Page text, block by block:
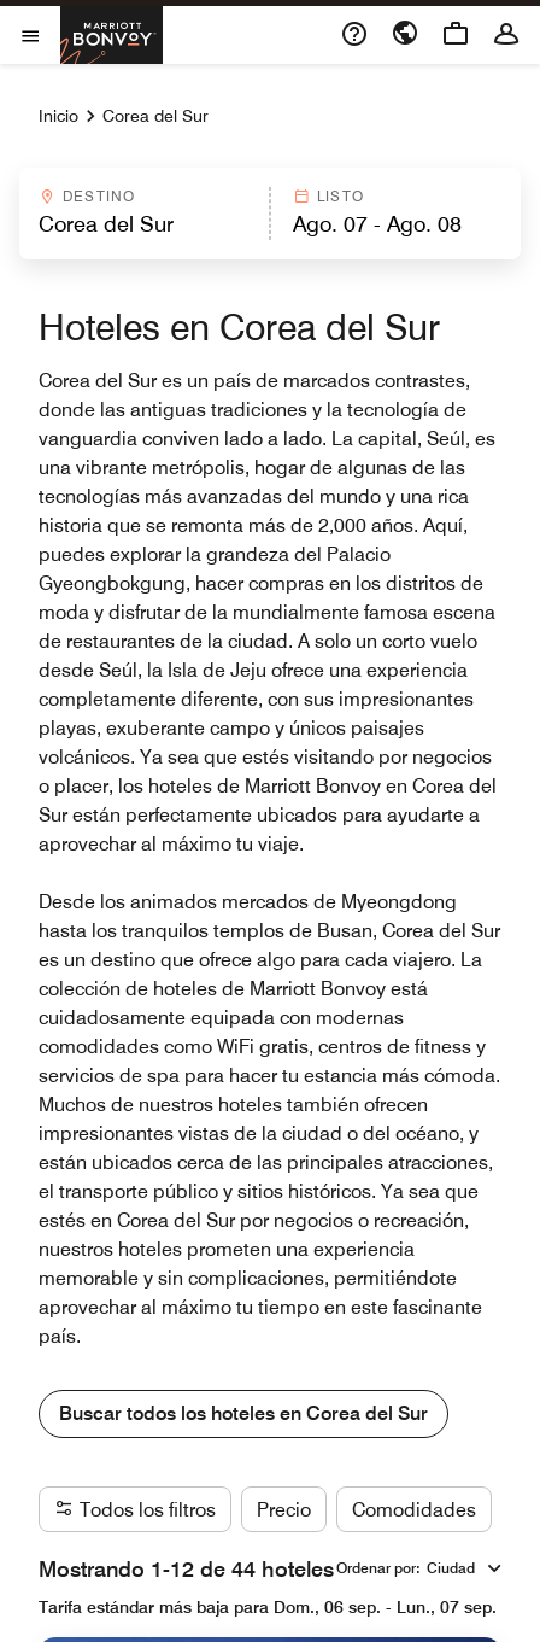
Skip to Content
Abrir el menú
Marriott Bonvoy
Inicio Corea del Sur
DESTINO LISTO
Hoteles en Corea del Sur
Corea del Sur es un país de marcados contrastes,
donde las antiguas tradiciones y la tecnología de
vanguardia conviven lado a lado. La capital, Seúl, es
una vibrante metrópolis, hogar de algunas de las
tecnologías más avanzadas del mundo y una rica
historia que se remonta más de 2,000 años. Aquí,
puedes explorar la grandeza del Palacio
Gyeongbokgung, hacer compras en los distritos de
moda y disfrutar de la mundialmente famosa escena
de restaurantes de la ciudad. A solo un corto vuelo
desde Seúl, la Isla de Jeju ofrece una experiencia
completamente diferente, con sus impresionantes
playas, exuberante campo y únicos paisajes
volcánicos. Ya sea que estés visitando por negocios
o placer, los hoteles de Marriott Bonvoy en Corea del
Sur están perfectamente ubicados para ayudarte a
aprovechar al máximo tu viaje.
Desde los animados mercados de Myeongdong
hasta los tranquilos templos de Busan, Corea del Sur
es un destino que ofrece algo para cada viajero. La
colección de hoteles de Marriott Bonvoy está
cuidadosamente equipada con modernas
comodidades como WiFi gratis, centros de fitness y
servicios de spa para hacer tu estancia más cómoda.
Muchos de nuestros hoteles también ofrecen
impresionantes vistas de la ciudad o del océano, y
están ubicados cerca de las principales atracciones,
el transporte público y sitios históricos. Ya sea que
estés en Corea del Sur por negocios o recreación,
nuestros hoteles prometen una experiencia
memorable y sin complicaciones, permitiéndote
aprovechar al máximo tu tiempo en este fascinante
país.
Buscar todos los hoteles en Corea del Sur
Todos los filtros Precio Comodidades
Mostrando 1-12 de 44 hotelesOrdenar por: Ciudad
Tarifa estándar más baja para Dom., 06 sep. - Lun., 07 sep.